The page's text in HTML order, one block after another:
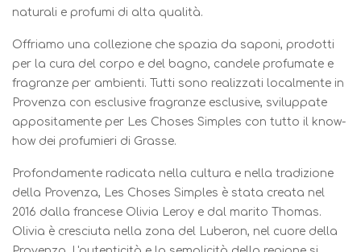
naturali e profumi di alta qualità.
Offriamo una collezione che spazia da saponi, prodotti
per la cura del corpo e del bagno, candele profumate e
fragranze per ambienti. Tutti sono realizzati localmente in
Provenza con esclusive fragranze esclusive, sviluppate
appositamente per Les Choses Simples con tutto il know-
how dei profumieri di Grasse.
Profondamente radicata nella cultura e nella tradizione
della Provenza, Les Choses Simples è stata creata nel
2016 dalla francese Olivia Leroy e dal marito Thomas.
Olivia è cresciuta nella zona del Luberon, nel cuore della